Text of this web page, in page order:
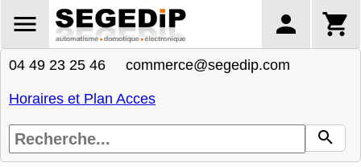
04 49 23 25 46 commerce@segedip.com
Horaires et Plan Acces